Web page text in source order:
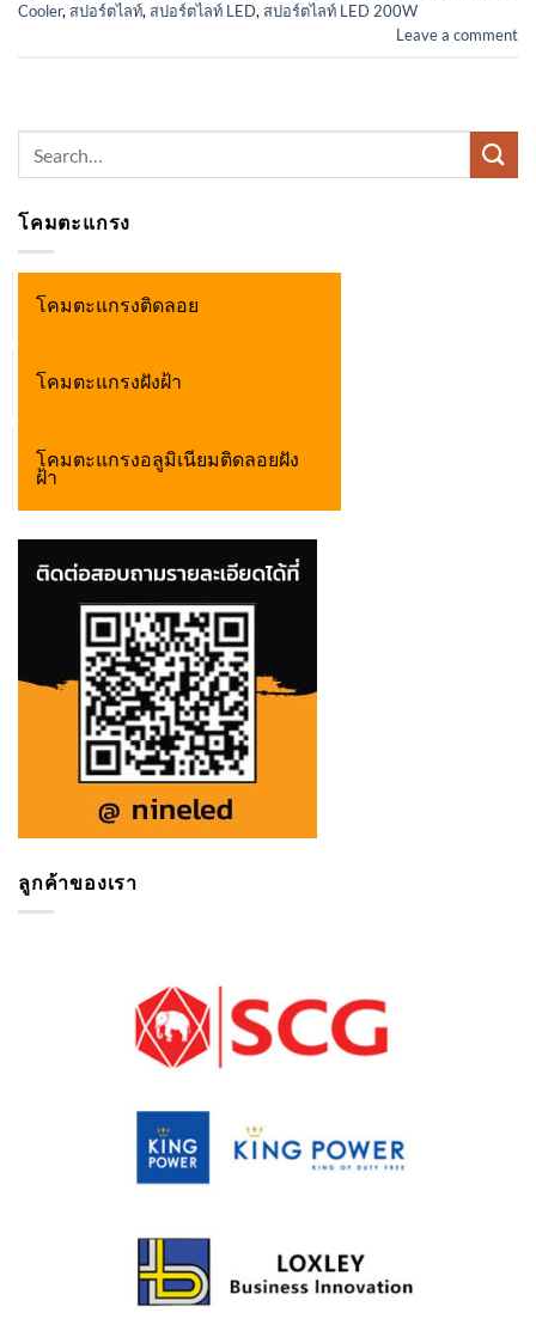
Cooler, สปอร์ตไลท์, สปอร์ตไลท์ LED, สปอร์ตไลท์ LED 200W
Leave a comment
โคมตะแกรง
โคมตะแกรงติดลอย
โคมตะแกรงฝังฝ้า
โคมตะแกรงอลูมิเนียมติดลอยฝัง
ฝ้า
ลูกค้าของเรา